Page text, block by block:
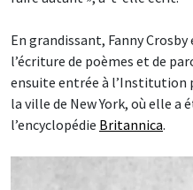
En grandissant, Fanny
l’écriture de poèmes et de
ensuite entrée à l’Institution
la ville de New York, où elle a
l’encyclopédie Britannica.